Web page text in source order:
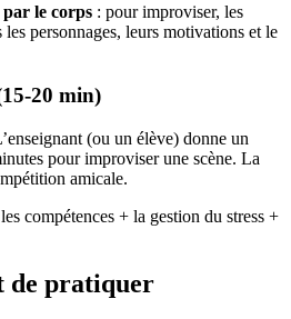
le corps : pour improviser, les
personnages, leurs motivations et le
20 min)
(ou un élève) donne un
pour improviser une scène. La
amicale.
compétences + la gestion du stress +
de pratiquer